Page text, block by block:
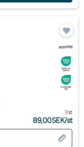
1/st
89,00SEK/st